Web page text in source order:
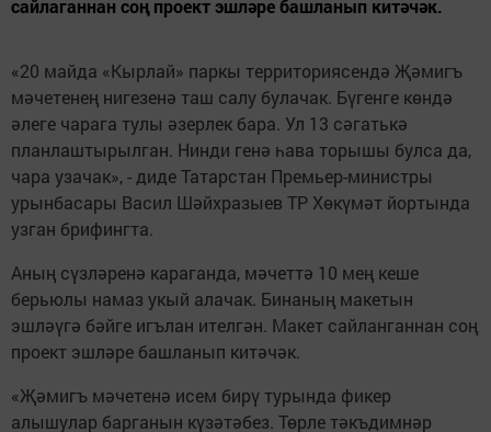
сайлаганнан соң проект эшләре башланып китәчәк.
«20 майда «Кырлай» паркы территориясендә Җәмигъ
мәчетенең нигезенә таш салу булачак. Бүгенге көндә
әлеге чарага тулы әзерлек бара. Ул 13 сәгатькә
планлаштырылган. Нинди генә һава торышы булса да,
чара узачак», - диде Татарстан Премьер-министры
урынбасары Васил Шәйхразыев ТР Хөкүмәт йортында
узган брифингта.
Аның сүзләренә караганда, мәчеттә 10 мең кеше
берьюлы намаз укый алачак. Бинаның макетын
эшләүгә бәйге игълан ителгән. Макет сайланганнан соң
проект эшләре башланып китәчәк.
«Җәмигъ мәчетенә исем бирү турында фикер
алышулар барганын күзәтәбез. Төрле тәкъдимнәр